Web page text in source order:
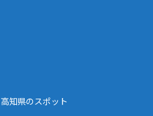
高知県のスポット